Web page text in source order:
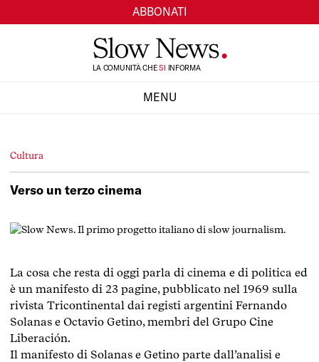
ABBONATI
LA COMUNITÀ CHE
TI
SI INFORMA
MENU
Cultura
Verso un terzo cinema
La cosa che resta di oggi parla di cinema e di politica ed
è un manifesto di 23 pagine, pubblicato nel 1969 sulla
rivista Tricontinental dai registi argentini Fernando
Solanas e Octavio Getino, membri del Grupo Cine
Liberación.
Il manifesto di Solanas e Getino parte dall’analisi e